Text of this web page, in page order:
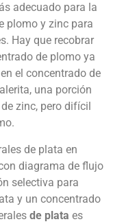
adecuado para la
plomo y zinc para
Hay que recobrar
de plomo ya
el concentrado de
una porción
zinc, pero difícil
de plata en
diagrama de flujo
selectiva para
y un concentrado
de plata es